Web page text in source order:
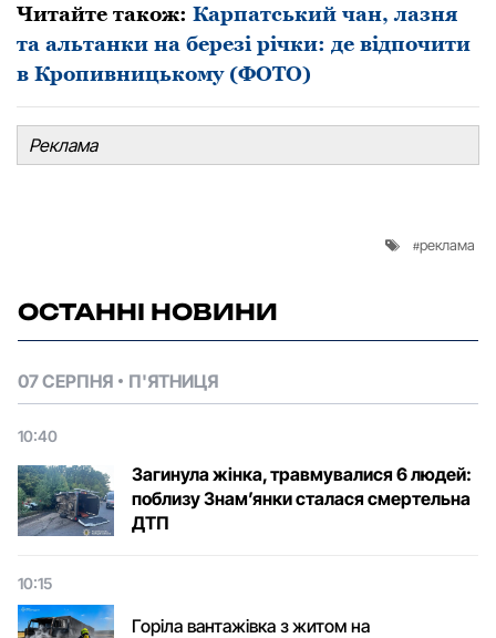
Читайте також: Карпатський чан, лазня
та альтанки на березі річки: де відпочити
в Кропивницькому (ФОТО)
Реклама
реклама
ОСТАННІ НОВИНИ
07 СЕРПНЯ П'ЯТНИЦЯ
10:40
Загинула жінка, травмувалися 6 людей:
поблизу Знам’янки сталася смертельна
ДТП
10:15
Горіла вантажівка з житом на